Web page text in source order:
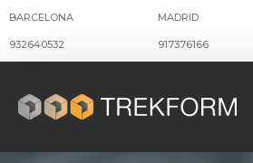
BARCELONA
932640532
MADRID
917376166